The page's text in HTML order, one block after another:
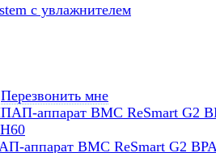
с увлажнителем
Перезвонить мне
аппарат BMC ReSmart G2